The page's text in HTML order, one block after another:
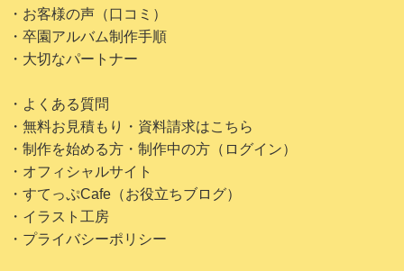
・お客様の声（口コミ）
・卒園アルバム制作手順
・大切なパートナー
・よくある質問
・無料お見積もり・資料請求はこちら
・制作を始める方・制作中の方（ログイン）
・オフィシャルサイト
・すてっぷCafe（お役立ちブログ）
・イラスト工房
・プライバシーポリシー